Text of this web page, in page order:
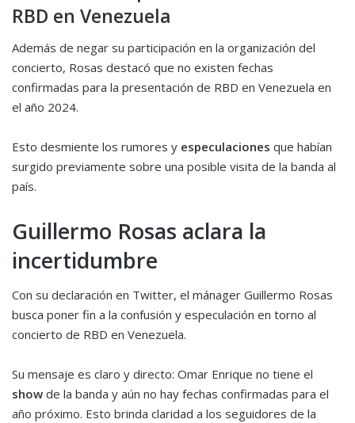
RBD en Venezuela
Además de negar su participación en la organización del
concierto, Rosas destacó que no existen fechas
confirmadas para la presentación de RBD en Venezuela en
el año 2024.
Esto desmiente los rumores y especulaciones que habían
surgido previamente sobre una posible visita de la banda al
país.
Guillermo Rosas aclara la
incertidumbre
Con su declaración en Twitter, el mánager Guillermo Rosas
busca poner fin a la confusión y especulación en torno al
concierto de RBD en Venezuela.
Su mensaje es claro y directo: Omar Enrique no tiene el
show de la banda y aún no hay fechas confirmadas para el
año próximo. Esto brinda claridad a los seguidores de la